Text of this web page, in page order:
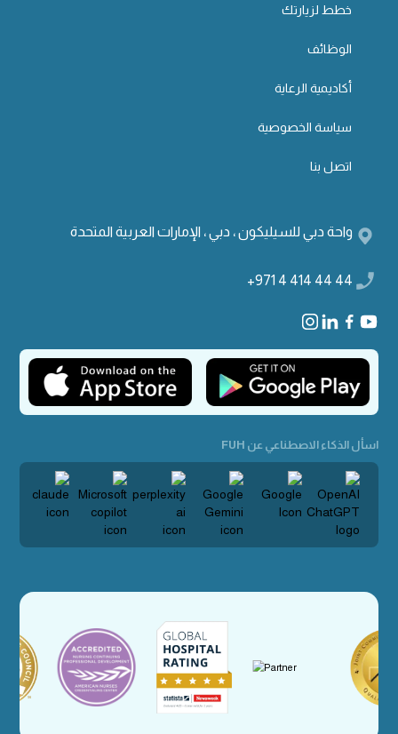
خطط لزيارتك
الوظائف
أكاديمية الرعاية
سياسة الخصوصية
اتصل بنا
واحة دبي للسيليكون ، دبي ، الإمارات العربية المتحدة
+971 4 414 44 44
اسأل الذكاء الاصطناعي عن FUH